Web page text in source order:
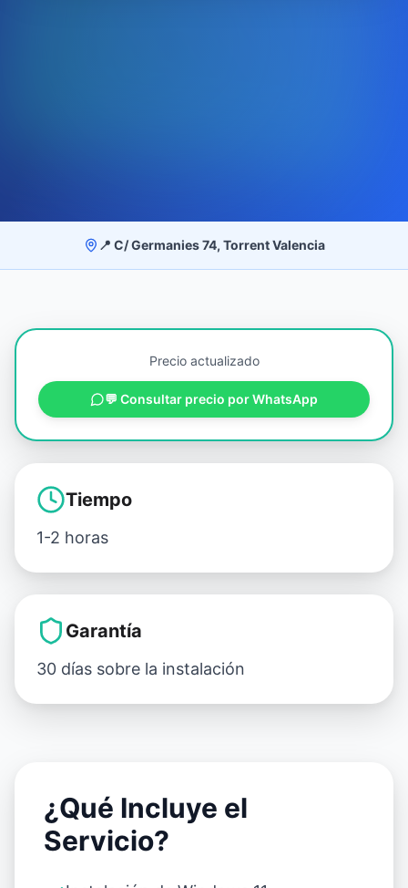
📍 C/ Germanies 74, Torrent Valencia
Precio actualizado
💬 Consultar precio por WhatsApp
Tiempo
1-2 horas
Garantía
30 días sobre la instalación
¿Qué Incluye el
Servicio?